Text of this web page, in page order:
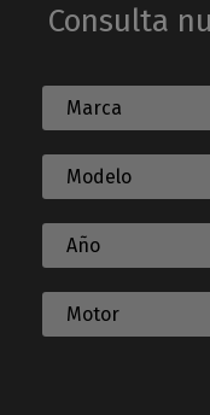
Consulta